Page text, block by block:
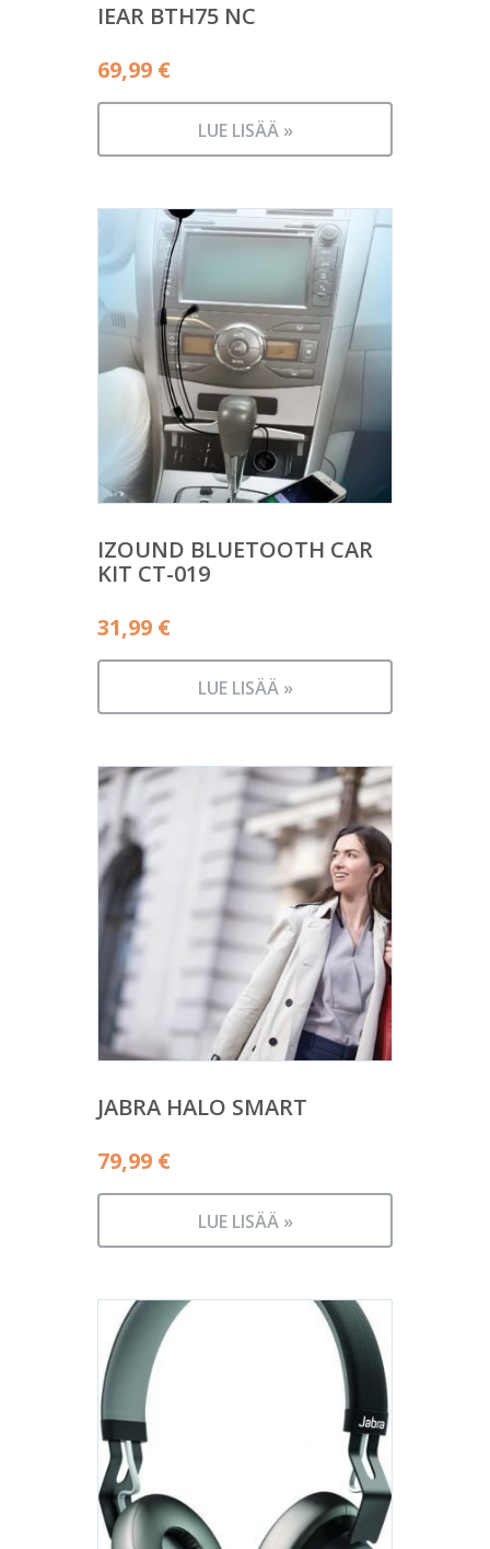
IEAR BTH75 NC
69,99 €
LUE LISÄÄ »
IZOUND BLUETOOTH CAR
KIT CT-019
31,99 €
LUE LISÄÄ »
JABRA HALO SMART
79,99 €
LUE LISÄÄ »